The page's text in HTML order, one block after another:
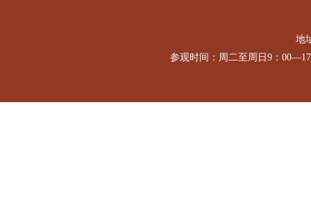
地
参观时间：周二至周日9：